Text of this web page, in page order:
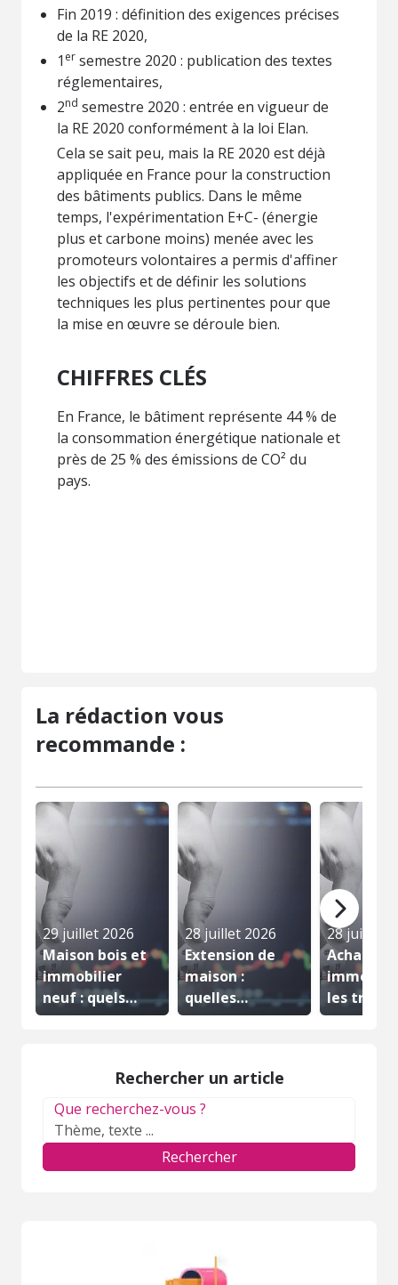
Fin 2019 : définition des exigences précises
de la RE 2020,
1 er semestre 2020 : publication des textes
réglementaires,
2nd semestre 2020 : entrée en vigueur de
la RE 2020 conformément à la loi Elan.
Cela se sait peu, mais la RE 2020 est déjà
appliquée en France pour la construction
des bâtiments publics. Dans le même
temps, l'expérimentation E+C- (énergie
plus et carbone moins) menée avec les
promoteurs volontaires a permis d'affiner
les objectifs et de définir les solutions
techniques les plus pertinentes pour que
la mise en œuvre se déroule bien.
CHIFFRES CLÉS
En France, le bâtiment représente 44 % de
la consommation énergétique nationale et
près de 25 % des émissions de CO² du
pays.
La rédaction vous
recommande :
29 juillet 2026
Maison bois et
immobilier
neuf : quels
avantages...
28 juillet 2026
Extension de
maison :
quelles
démarches
28 juillet
Achat
les
prévoir
Rechercher un article
Que recherchez-vous ?
Rechercher